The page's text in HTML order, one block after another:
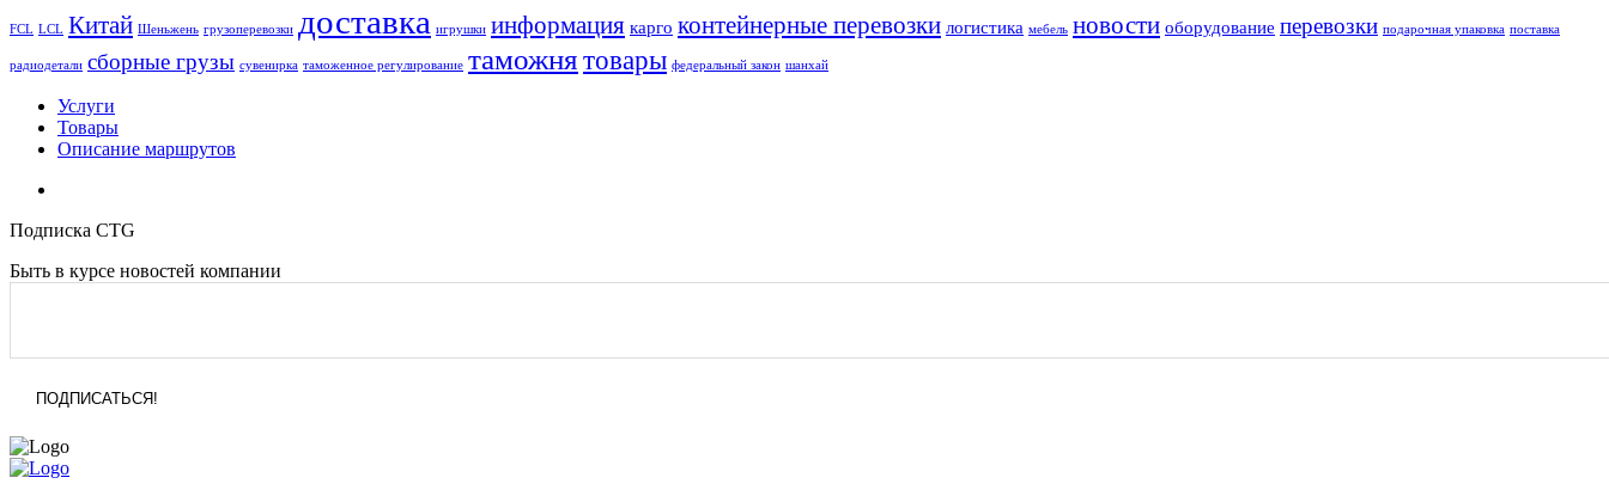
FCL LCL Китай Шеньжень грузоперевозки доставка игрушки информация карго контейнерные перевозки логистика мебель новости оборудование перевозки подарочная упаковка поставка
радиодетали сборные грузы сувенирка таможенное регулирование таможнятовары федеральный закон шанхай
Услуги
Товары
Описание маршрутов
Подписка CTG
Быть в курсе новостей компании